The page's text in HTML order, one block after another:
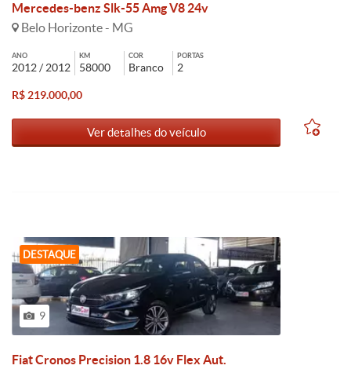
Mercedes-benz Slk-55 Amg V8 24v
Belo Horizonte - MG
ANO
2012 / 2012
KM
58000
COR
Branco
PORTAS
2
R$ 219.000,00
Ver detalhes do veículo
DESTAQUE
9
Fiat Cronos Precision 1.8 16v Flex Aut.